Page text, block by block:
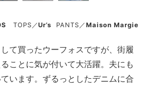
TOPS ／Ur’s PANTS ／Maison Margie
して買ったウーフォスですが、街履
ことに気が付いて大活躍。夫にも
います。ずるっとしたデニムに合